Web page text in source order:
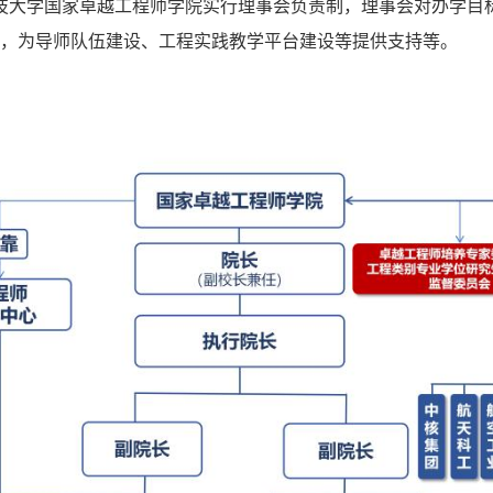
大学国家卓越工程师学院实行理事会负责制， 理事会对办学目
为导师队伍建设、工程实践教学平台建设等提供支持等。